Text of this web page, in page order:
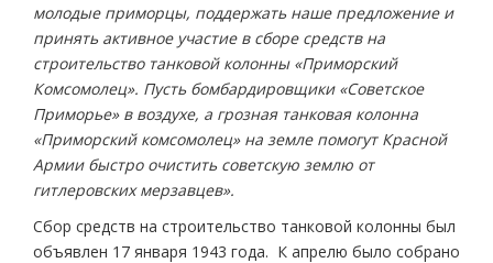
молодые приморцы, поддержать наше предложение и
принять активное участие в сборе средств на
строительство танковой колонны «Приморский
Комсомолец». Пусть бомбардировщики «Советское
Приморье» в воздухе, а грозная танковая колонна
«Приморский комсомолец» на земле помогут Красной
Армии быстро очистить советскую землю от
гитлеровских мерзавцев».
Сбор средств на строительство танковой колонны был
объявлен 17 января 1943 года. К апрелю было собрано